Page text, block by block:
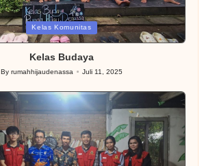
Kelas Komunitas
Kelas Budaya
Posted
Byrumahhijaudenassa Juli 11, 2025